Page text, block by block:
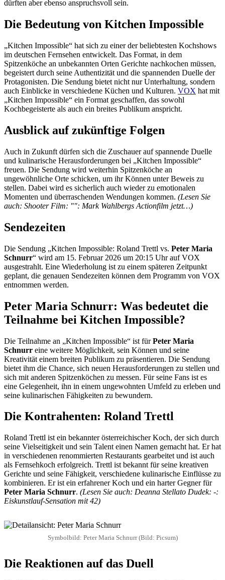
dürften aber ebenso anspruchsvoll sein.
Die Bedeutung von Kitchen Impossible
„Kitchen Impossible“ hat sich zu einer der beliebtesten Kochshows
im deutschen Fernsehen entwickelt. Das Format, in dem
Spitzenköche an unbekannten Orten Gerichte nachkochen müssen,
begeistert durch seine Authentizität und die spannenden Duelle der
Protagonisten. Die Sendung bietet nicht nur Unterhaltung, sondern
auch Einblicke in verschiedene Küchen und Kulturen. VOX hat mit
„Kitchen Impossible“ ein Format geschaffen, das sowohl
Kochbegeisterte als auch ein breites Publikum anspricht.
Ausblick auf zukünftige Folgen
Auch in Zukunft dürfen sich die Zuschauer auf spannende Duelle
und kulinarische Herausforderungen bei „Kitchen Impossible“
freuen. Die Sendung wird weiterhin Spitzenköche an
ungewöhnliche Orte schicken, um ihr Können unter Beweis zu
stellen. Dabei wird es sicherlich auch wieder zu emotionalen
Momenten und überraschenden Wendungen kommen. (Lesen Sie
auch: Shooter Film: "": Mark Wahlbergs Actionfilm jetzt…)
Sendezeiten
Die Sendung „Kitchen Impossible: Roland Trettl vs. Peter Maria
Schnurr“ wird am 15. Februar 2026 um 20:15 Uhr auf VOX
ausgestrahlt. Eine Wiederholung ist zu einem späteren Zeitpunkt
geplant, die genauen Sendezeiten können dem Programm von VOX
entnommen werden.
Peter Maria Schnurr: Was bedeutet die
Teilnahme bei Kitchen Impossible?
Die Teilnahme an „Kitchen Impossible“ ist fürPeter Maria
Schnurr eine weitere Möglichkeit, sein Können und seine
Kreativität einem breiten Publikum zu präsentieren. Die Sendung
bietet ihm die Chance, sich neuen Herausforderungen zu stellen und
sich mit anderen Spitzenköchen zu messen. Für seine Fans ist es
eine Gelegenheit, ihn in einem ungewohnten Umfeld zu erleben und
seine kulinarischen Fähigkeiten zu bewundern.
Die Kontrahenten: Roland Trettl
Roland Trettl ist ein bekannter österreichischer Koch, der sich durch
seine Vielseitigkeit und sein Talent einen Namen gemacht hat. Er hat
in verschiedenen renommierten Restaurants gearbeitet und ist auch
als Fernsehkoch erfolgreich. Trettl ist bekannt für seine kreativen
Gerichte und seine Fähigkeit, verschiedene kulinarische Einflüsse zu
kombinieren. Er ist ein erfahrener Koch und ein harter Gegner für
Peter Maria Schnurr. (Lesen Sie auch: Deanna Stellato Dudek: -:
Eiskunstlauf-Sensation mit 42)
Symbolbild: Peter Maria Schnurr (Bild: Picsum)
Die Reaktionen auf das Duell